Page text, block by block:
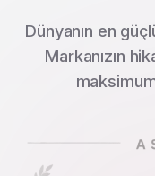
Dünyanın en
Markanızın